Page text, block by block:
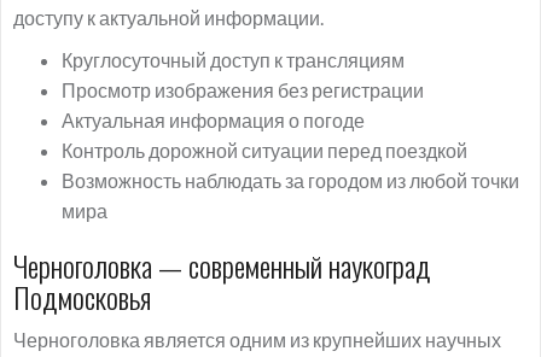
доступу к актуальной информации.
Круглосуточный доступ к трансляциям
Просмотр изображения без регистрации
Актуальная информация о погоде
Контроль дорожной ситуации перед поездкой
Возможность наблюдать за городом из любой точки
мира
Черноголовка — современный наукоград
Подмосковья
Черноголовка является одним из крупнейших научных